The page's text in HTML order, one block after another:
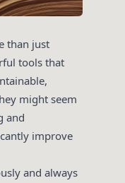
than just
tools that
might seem
and
improve
and always